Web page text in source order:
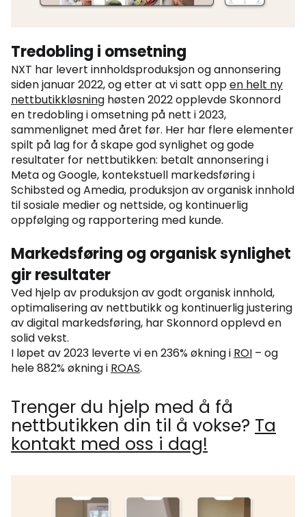
Tredobling i omsetning
NXT har levert innholdsproduksjon og annonsering
siden januar 2022, og etter at vi satt oppen helt ny
nettbutikkløsning høsten 2022 opplevde Skonnord
en tredobling i omsetning på nett i 2023,
sammenlignet med året før. Her har flere elementer
spilt på lag for å skape god synlighet og gode
resultater for nettbutikken: betalt annonsering i
Meta og Google, kontekstuell markedsføring i
Schibsted og Amedia, produksjon av organisk innhold
til sosiale medier og nettside, og kontinuerlig
oppfølging og rapportering med kunde.
Markedsføring og organisk synlighet
gir resultater
Ved hjelp av produksjon av godt organisk innhold,
optimalisering av nettbutikk og kontinuerlig justering
av digital markedsføring, har Skonnord opplevd en
solid vekst.
I løpet av 2023 leverte vi en 236% økning i ROI – og
hele 882% økning i ROAS.
Trenger du hjelp med å få
nettbutikken din til å vokse? Ta
kontakt med oss i dag!